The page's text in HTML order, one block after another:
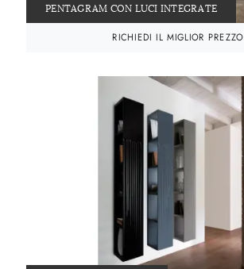
PENTAGRAM CON LUCI INTEGRATE
RICHIEDI IL MIGLIOR PREZZO